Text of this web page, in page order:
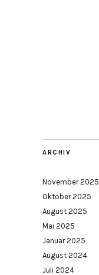
ARCHIV
November 2025
Oktober 2025
August 2025
Mai 2025
Januar 2025
August 2024
Juli 2024